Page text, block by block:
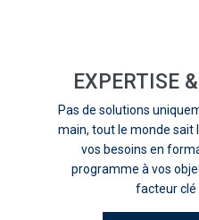
EXPERTISE
Pas de solutions
main, tout le monde sait
vos besoins en
programme à vos
facteur clé